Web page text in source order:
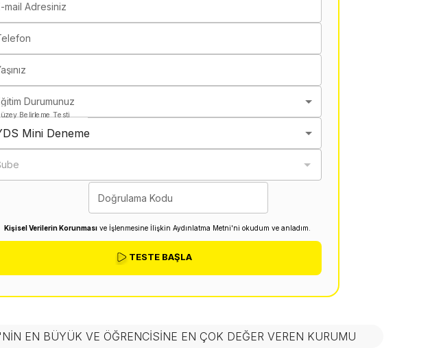
mail Adresiniz
Durumunuz
Belirleme Testi
Mini Deneme
Doğrulama Kodu
Kişisel Verilerin Korunması ve İşlenmesine İlişkin Aydınlatma Metni'ni okudum ve anladım.
TESTE BAŞLA
EN BÜYÜK VE ÖĞRENCISINE EN ÇOK DEĞER VEREN KURUMU